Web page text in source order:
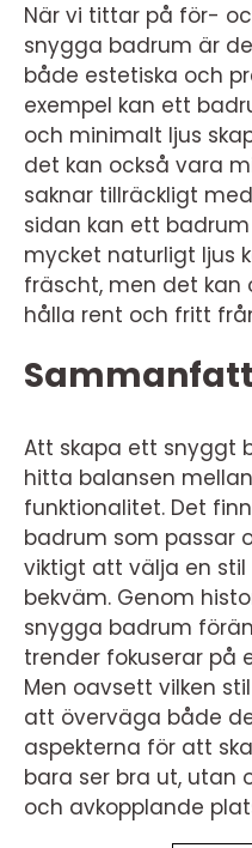
När vi tittar på för-
snygga badrum är
både estetiska och
exempel kan ett
och minimalt ljus
det kan också vara
saknar tillräckligt
sidan kan ett
mycket naturligt ljus
fräscht, men det kan
hålla rent och fritt
Att skapa ett snyggt
hitta balansen
funktionalitet. Det
badrum som passar
viktigt att välja en stil
bekväm. Genom
snygga badrum
trender fokuserar på
Men oavsett vilken
att överväga både
aspekterna för att
bara ser bra ut, utan
och avkopplande